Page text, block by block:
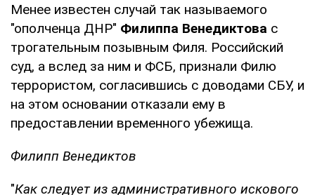
Менее известен случай так называемого
"ополченца ДНР" Филиппа Венедиктова с
трогательным позывным Филя. Российский
суд, а вслед за ним и ФСБ, признали Филю
террористом, согласившись с доводами СБУ, и
на этом основании отказали ему в
предоставлении временного убежища.
Филипп Венедиктов
"Как следует из административного искового